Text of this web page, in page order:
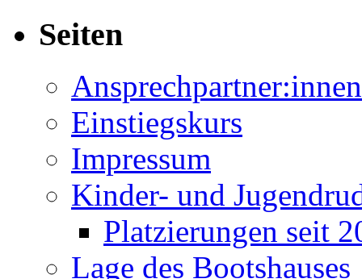
Seiten
Ansprechpartner:innen
Einstiegskurs
Impressum
Kinder- und
Platzierungen seit
Lage des Bootshauses